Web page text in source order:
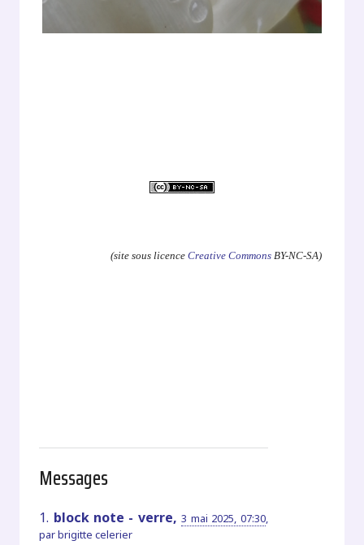
(site sous licence Creative CommonsBY-NC-SA)
Messages
1. block note - verre,3 mai 2025, 07:30,
parbrigitte celerier